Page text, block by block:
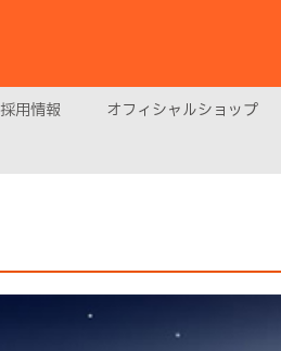
採用情報 オフィシャルショップ